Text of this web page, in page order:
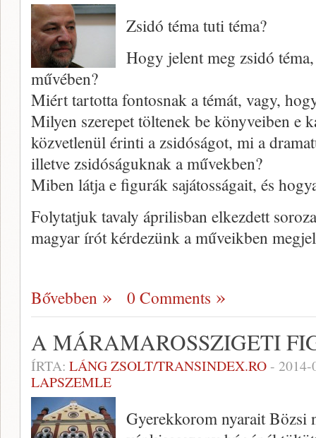
Zsidó téma tuti téma?
Hogy jelent meg zsidó
művében?
Miért tartotta fontosnak a témát, vagy,
Milyen szerepet töltenek be könyveiben e
közvetlenül érinti a zsidóságot, mi a
illetve zsidóságuknak a művekben?
Miben látja e figurák sajátosságait, és
Folytatjuk tavaly áprilisban elkezdett
magyar írót kérdezünk a műveikben
Bővebben 0 Comments
A MÁRAMAROSSZIGETI
ÍRTA: LÁNG ZSOLT/TRANSINDEX.RO- 2014-
LAPSZEMLE
Gyerekkorom nyarait Bözsi